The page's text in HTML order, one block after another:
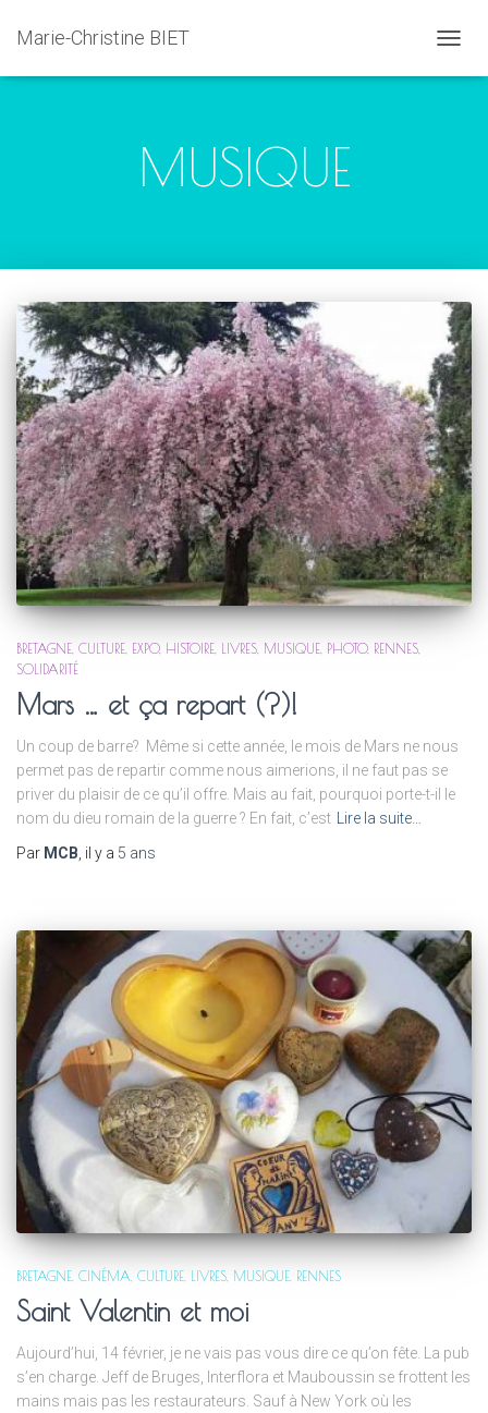
Marie-Christine BIET
LA
MUSIQUE
BRETAGNE CULTURE EXPO HISTOIRE LIVRES MUSIQUE PHOTO RENNES
SOLIDARITÉ
Mars … et ça repart (?)!
Un coup de barre? Même si cette année, le mois de Mars ne nous
permet pas de repartir comme nous aimerions, il ne faut pas se
priver du plaisir de ce qu’il offre. Mais au fait, pourquoi porte-t-il le
nom du dieu romain de la guerre ? En fait, c’est
Lire la suite…
Par MCB , il y a 5 ans
BRETAGNE CINÉMA CULTURE LIVRES MUSIQUE RENNES
Saint Valentin et moi
Aujourd’hui, 14 février, je ne vais pas vous dire ce qu’on fête. La pub
s’en charge. Jeff de Bruges, Interflora et Mauboussin se frottent les
mains mais pas les restaurateurs. Sauf à New York où les